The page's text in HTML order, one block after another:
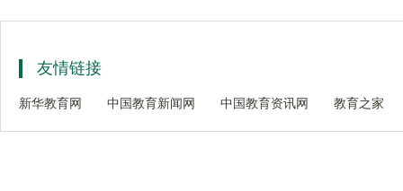
友情链接
新华教育网 中国教育新闻网 中国教育资讯网 教育之家